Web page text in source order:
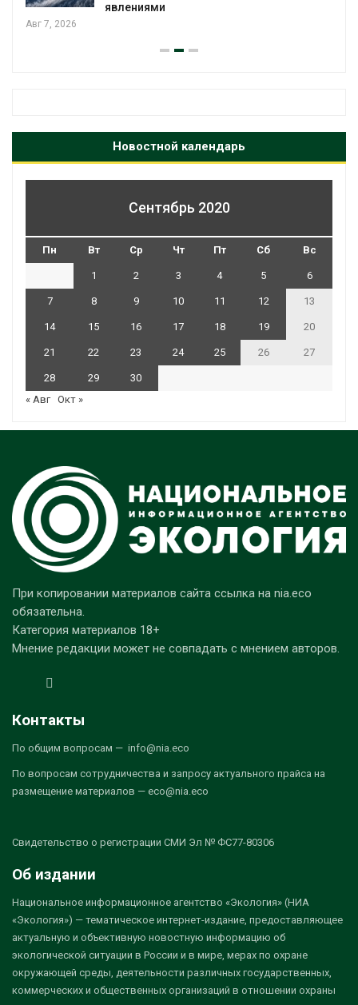
явлениями
Авг 7, 2026
Новостной календарь
Сентябрь 2020
Пн Вт Ср Чт Пт Сб Вс
1 2 3 4 5 6
7 8 9 10 11 12 13
14 15 16 17 18 19 20
21 22 23 24 25 26 27
28 29
30
« Авг Окт »
При копировании материалов сайта ссылка на nia.eco
обязательна.
Категория материалов 18+
Мнение редакции может не совпадать с мнением авторов.
Контакты
По общим вопросам — info@nia.eco
По вопросам сотрудничества и запросу актуального прайса на
размещение материалов — eco@nia.eco
Свидетельство о регистрации СМИ Эл № ФС77-80306
Об издании
Национальное информационное агентство «Экология» (НИА
«Экология») — тематическое интернет-издание, предоставляющее
актуальную и объективную новостную информацию об
экологической ситуации в России и в мире, мерах по охране
окружающей среды, деятельности различных государственных,
коммерческих и общественных организаций в отношении охраны